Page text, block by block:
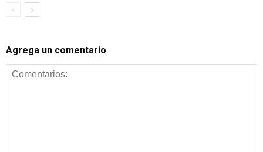
Agrega un comentario